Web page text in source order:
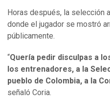
Horas después, la selección
donde el jugador se mostró
públicamente.
“Quería pedir disculpas a
los entrenadores, a la
pueblo de Colombia, a la
señaló Coria.